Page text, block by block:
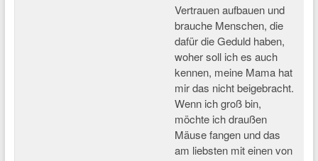
Vertrauen aufbauen und
brauche Menschen, die
dafür die Geduld haben,
woher soll ich es auch
kennen, meine Mama hat
mir das nicht beigebracht.
Wenn ich groß bin,
möchte ich draußen
Mäuse fangen und das
am liebsten mit einen von